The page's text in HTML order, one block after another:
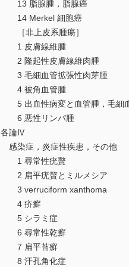
13 脂腺腫，脂腺癌
14 Merkel 細胞癌
［非上皮系腫瘍］
1 皮膚線維腫
2 隆起性皮膚線維肉腫
3 毛細血管拡張性肉芽腫
4 被角血管腫
5 出血性病変と血管腫，毛細
6 悪性リンパ腫
各論Ⅳ
感染症，炎症性疾患，その他
1 尋常性疣贅
2 扁平疣贅とミルメシア
3 verruciform xanthoma
4 疥癬
5 シラミ症
6 尋常性乾癬
7 扁平苔癬
8 汗孔角化症